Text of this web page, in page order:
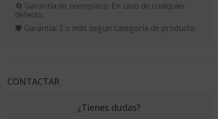
🔄 Garantía de reemplazo: En caso de cualquier
defecto.
🛡️ Garantía: 2 o más segun categoría de producto.
CONTACTAR
¿Tienes dudas?